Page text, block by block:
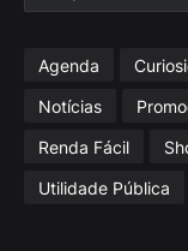
Agenda
Notícias
Renda Fácil
Utilidade Pública